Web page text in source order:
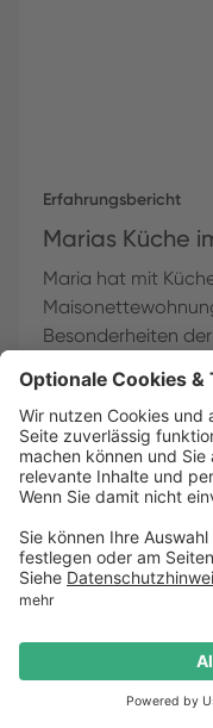
Erfahrungsbericht
Marias Küche
Maria hat mit
Besonderheiten
Maria
Berlin • 2